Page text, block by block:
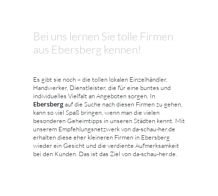
Bei uns lernen Sie tolle Firmen
aus Ebersberg kennen!
Es gibt sie noch – die tollen lokalen Einzelhändler,
Handwerker, Dienstleister, die für eine buntes und
individuelles Vielfalt an Angeboten sorgen. In
Ebersbergauf die Suche nach diesen Firmen zu gehen,
kann so viel Spaß bringen, wenn man die vielen
besonderen Geheimtipps in unseren Städten kennt. Mit
unserem Empfehlungsnetzwerk von da-schau-her.de
erhalten diese eher kleineren Firmen in Ebersberg
wieder ein Gesicht und die verdiente Aufmerksamkeit
bei den Kunden. Das ist das Ziel von da-schau-her.de.